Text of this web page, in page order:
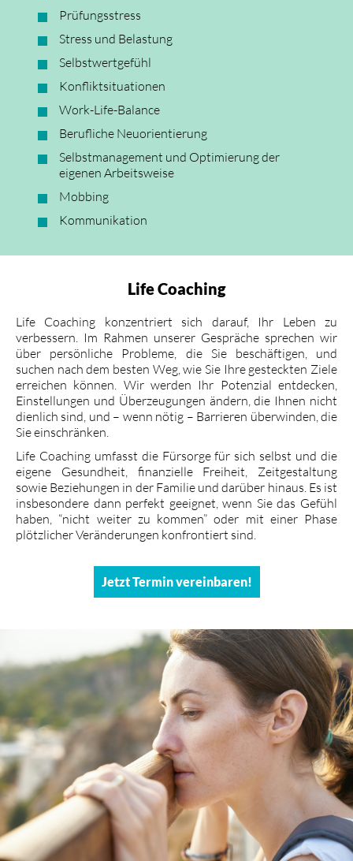
Prüfungsstress
Stress und Belastung
Selbstwertgefühl
Konfliktsituationen
Work-Life-Balance
Berufliche Neuorientierung
Selbstmanagement und Optimierung der
eigenen Arbeitsweise
Mobbing
Kommunikation
Life Coaching
Life Coaching konzentriert sich darauf, Ihr Leben zu
verbessern. Im Rahmen unserer Gespräche sprechen wir
über persönliche Probleme, die Sie beschäftigen, und
suchen nach dem besten Weg, wie Sie Ihre gesteckten Ziele
erreichen können. Wir werden Ihr Potenzial entdecken,
Einstellungen und Überzeugungen ändern, die Ihnen nicht
dienlich sind, und – wenn nötig – Barrieren überwinden, die
Sie einschränken.
Life Coaching umfasst die Fürsorge für sich selbst und die
eigene Gesundheit, finanzielle Freiheit, Zeitgestaltung
sowie Beziehungen in der Familie und darüber hinaus. Es ist
insbesondere dann perfekt geeignet, wenn Sie das Gefühl
haben, “nicht weiter zu kommen” oder mit einer Phase
plötzlicher Veränderungen konfrontiert sind.
Jetzt Termin vereinbaren!